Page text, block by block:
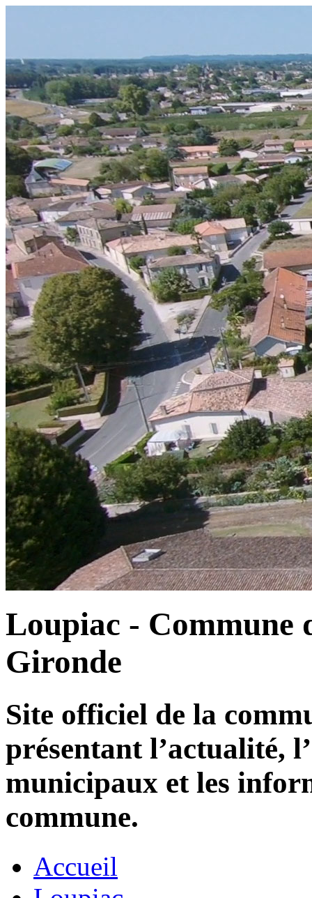
Loupiac - Commune
Gironde
Site officiel de la
présentant l’actualité,
municipaux et les
commune.
Accueil